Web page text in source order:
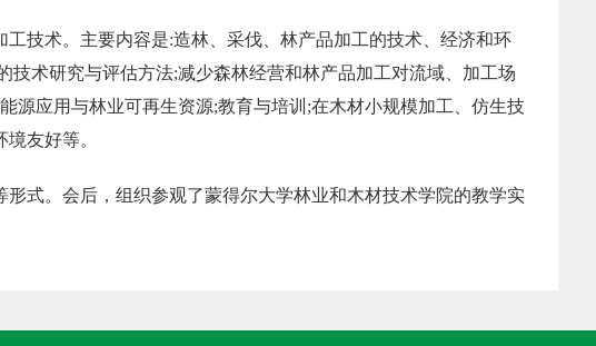
技术。主要内容是:造林、采伐、林产品加工的技术、经济和环
技术研究与评估方法;减少森林经营和林产品加工对流域、加工场
源应用与林业可再生资源;教育与培训;在木材小规模加工、仿生技
友好等。
式。会后，组织参观了蒙得尔大学林业和木材技术学院的教学实